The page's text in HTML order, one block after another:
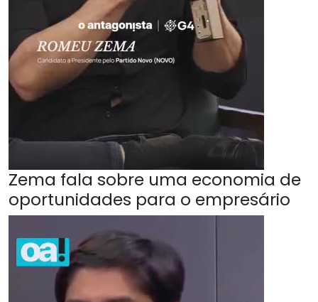
Zema fala sobre uma economia de
oportunidades para o empresário